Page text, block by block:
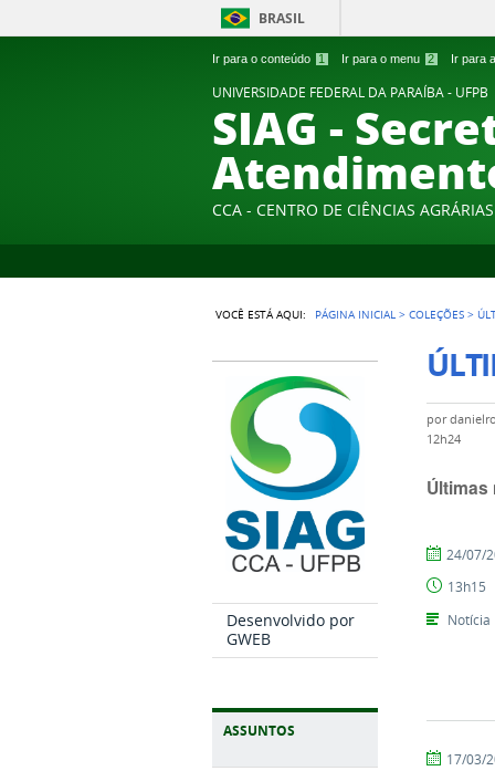
Ir para o conteúdo 1 Ir para o menu 2 Ir para
BRASIL
UNIVERSIDADE FEDERAL DA PARAÍBA - UFPB
SIAG -
CCA - CENTRO DE CIÊNCIAS AGRÁRIAS
VOCÊ ESTÁ AQUI: PÁGINA INICIAL >COLEÇÕES >
Desenvolvido por
GWEB
ASSUNTOS
por
12h24
por
publicado
24/07/
13h15
Notícia
por
publicado
17/03/